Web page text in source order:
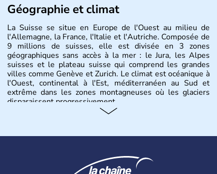
Géographie et climat
La Suisse se situe en Europe de l'Ouest au milieu de
l'Allemagne, la France, l'Italie et l'Autriche. Composée de
9 millions de suisses, elle est divisée en 3 zones
géographiques sans accès à la mer : le Jura, les Alpes
suisses et le plateau suisse qui comprend les grandes
villes comme Genève et Zurich. Le climat est océanique à
l'Ouest, continental à l'Est, méditerranéen au Sud et
extrême dans les zones montagneuses où les glaciers
disparaissent progressivement.
Le peuple Helvète est à l'origine de la fondation de la
féodal marque la naissance de la Suisse sous la forme
d'une alliance composée de plusieurs cantons. L'Etat